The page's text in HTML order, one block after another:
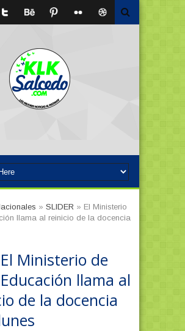
» SLIDER » El Ministerio
llama al reinicio de la docencia
El Ministerio de
Educación llama al
de la docencia